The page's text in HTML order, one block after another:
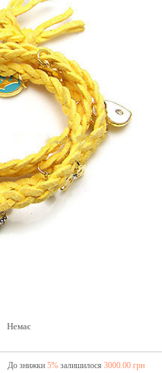
Немає
До знижки 5%залишилося 3000.00 грн